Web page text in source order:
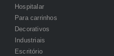
Hospitalar
Para carrinhos
Decorativos
Industriais
Escritório